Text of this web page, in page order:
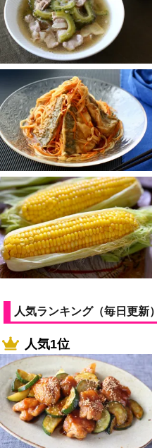
人気ランキング（毎日更新）
人気1位